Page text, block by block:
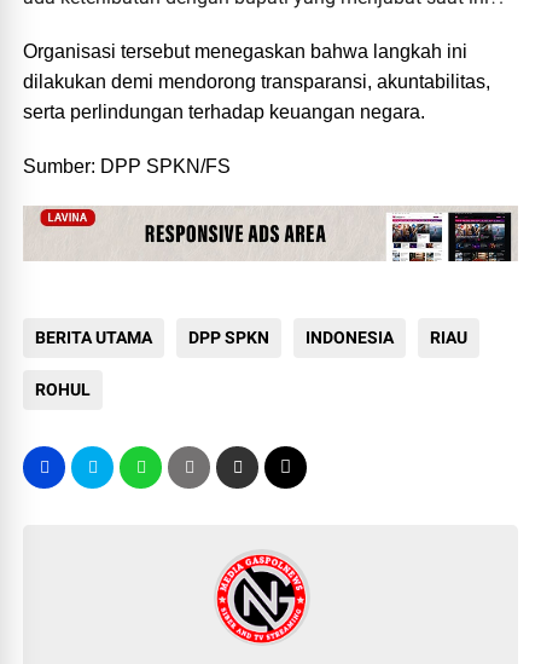
Organisasi tersebut menegaskan bahwa langkah ini
dilakukan demi mendorong transparansi, akuntabilitas,
serta perlindungan terhadap keuangan negara.
Sumber: DPP SPKN/FS
BERITA UTAMA DPP SPKN INDONESIA RIAU
ROHUL